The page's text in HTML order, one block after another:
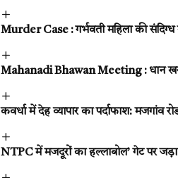
Murder Case : गर्भवती महिला की संदिग्ध
Mahanadi Bhawan Meeting : धान
कवर्धा में देह व्यापार का पर्दाफाश:
NTPC में मजदूरों का हल्लाबोल’ गेट पर